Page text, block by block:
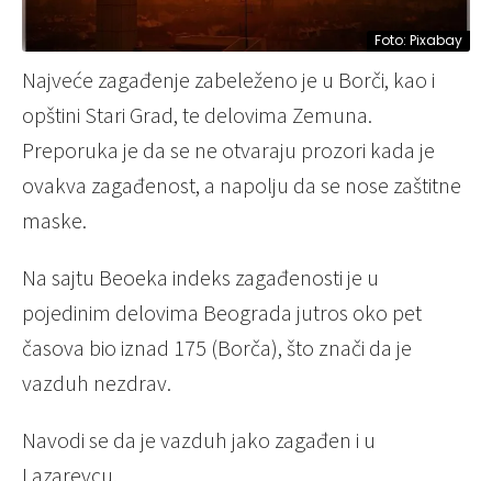
Foto: Pixabay
Najveće zagađenje zabeleženo je u Borči, kao i
opštini Stari Grad, te delovima Zemuna.
Preporuka je da se ne otvaraju prozori kada je
ovakva zagađenost, a napolju da se nose zaštitne
maske.
Na sajtu Beoeka indeks zagađenosti je u
pojedinim delovima Beograda jutros oko pet
časova bio iznad 175 (Borča), što znači da je
vazduh nezdrav.
Navodi se da je vazduh jako zagađen i u
Lazarevcu.